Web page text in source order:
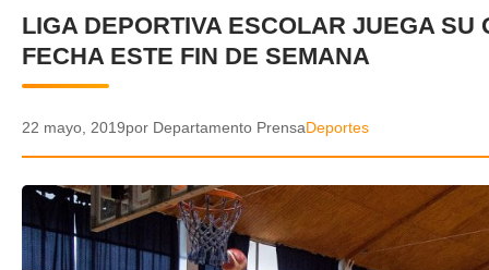
DEPORTES
POLICIAL
AUDIOS
✕
LIGA DEPORTIVA ESCOLAR JUEGA SU
FECHA ESTE FIN DE SEMANA
22 mayo, 2019por Departamento PrensaDeportes